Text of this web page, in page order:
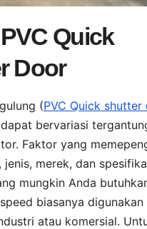
Quick
Door
(PVC Quick shutter
bervariasi
Faktor yang
jenis, merek, dan
mungkin Anda
biasanya digunakan
atau komersial.